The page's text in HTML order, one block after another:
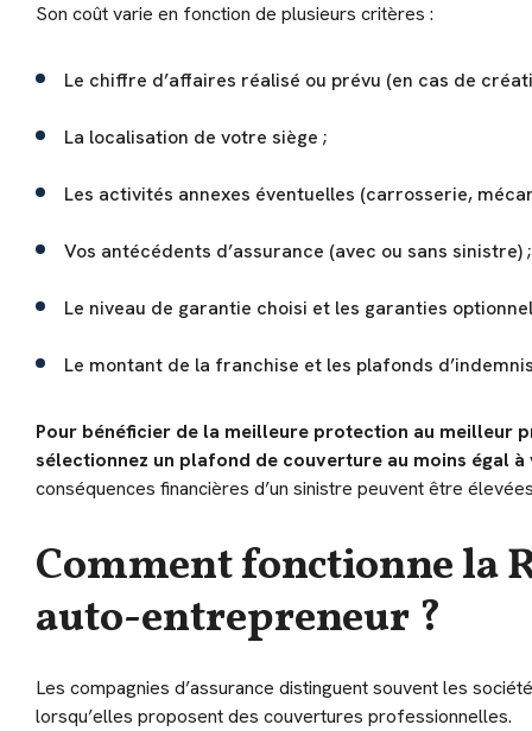
Son coût varie en fonction de plusieurs critères :
Le chiffre d’affaires réalisé ou prévu (en cas de
La localisation de votre siège ;
Les activités annexes éventuelles (carrosserie,
Vos antécédents d’assurance (avec ou sans sinistre) ;
Le niveau de garantie choisi et les garanties
Le montant de la franchise et les plafonds
Pour bénéficier de la meilleure protection au meilleur
sélectionnez un plafond de couverture au moins égal
conséquences financières d’un sinistre peuvent être
Comment fonctionne la
auto-entrepreneur ?
Les compagnies d’assurance distinguent souvent les
lorsqu’elles proposent des couvertures professionnelles.